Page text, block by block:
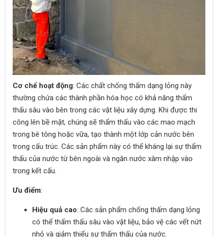
Cơ chế hoạt động: Các chất chống thấm dạng lỏng này
thường chứa các thành phần hóa học có khả năng thẩm
thấu sâu vào bên trong các vật liệu xây dựng. Khi được thi
công lên bề mặt, chúng sẽ thẩm thấu vào các mao mạch
trong bê tông hoặc vữa, tạo thành một lớp cản nước bên
trong cấu trúc. Các sản phẩm này có thể kháng lại sự thẩm
thấu của nước từ bên ngoài và ngăn nước xâm nhập vào
trong kết cấu.
Ưu điểm:
Hiệu quả cao: Các sản phẩm chống thấm dạng lỏng
có thể thẩm thấu sâu vào vật liệu, bảo vệ các vết nứt
nhỏ và giảm thiểu sự thẩm thấu của nước.